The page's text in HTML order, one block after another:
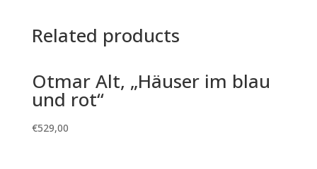
Related products
Otmar Alt, „Häuser im blau
und rot“
€529,00